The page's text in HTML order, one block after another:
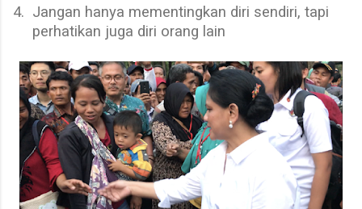
4. Jangan hanya mementingkan diri sendiri, tapi
perhatikan juga diri orang lain